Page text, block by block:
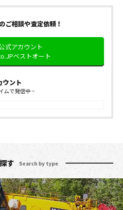
ご相談や査定依頼！
式アカウント
ベストオート
ント
ムで発信中 −
す Search by type